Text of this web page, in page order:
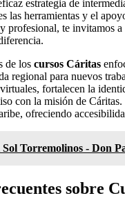
estrategia de
las herramientas y el
profesional, te invitamos
de los cursos Cáritas
regional para nuevos
fortalecen la
con la misión de
ofreciendo
Sol Torremolinos - Don
sobre